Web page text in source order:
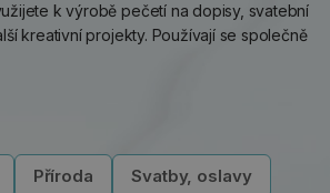
k výrobě pečetí na dopisy, svatební
kreativní projekty. Používají se společně
Příroda Svatby, oslavy